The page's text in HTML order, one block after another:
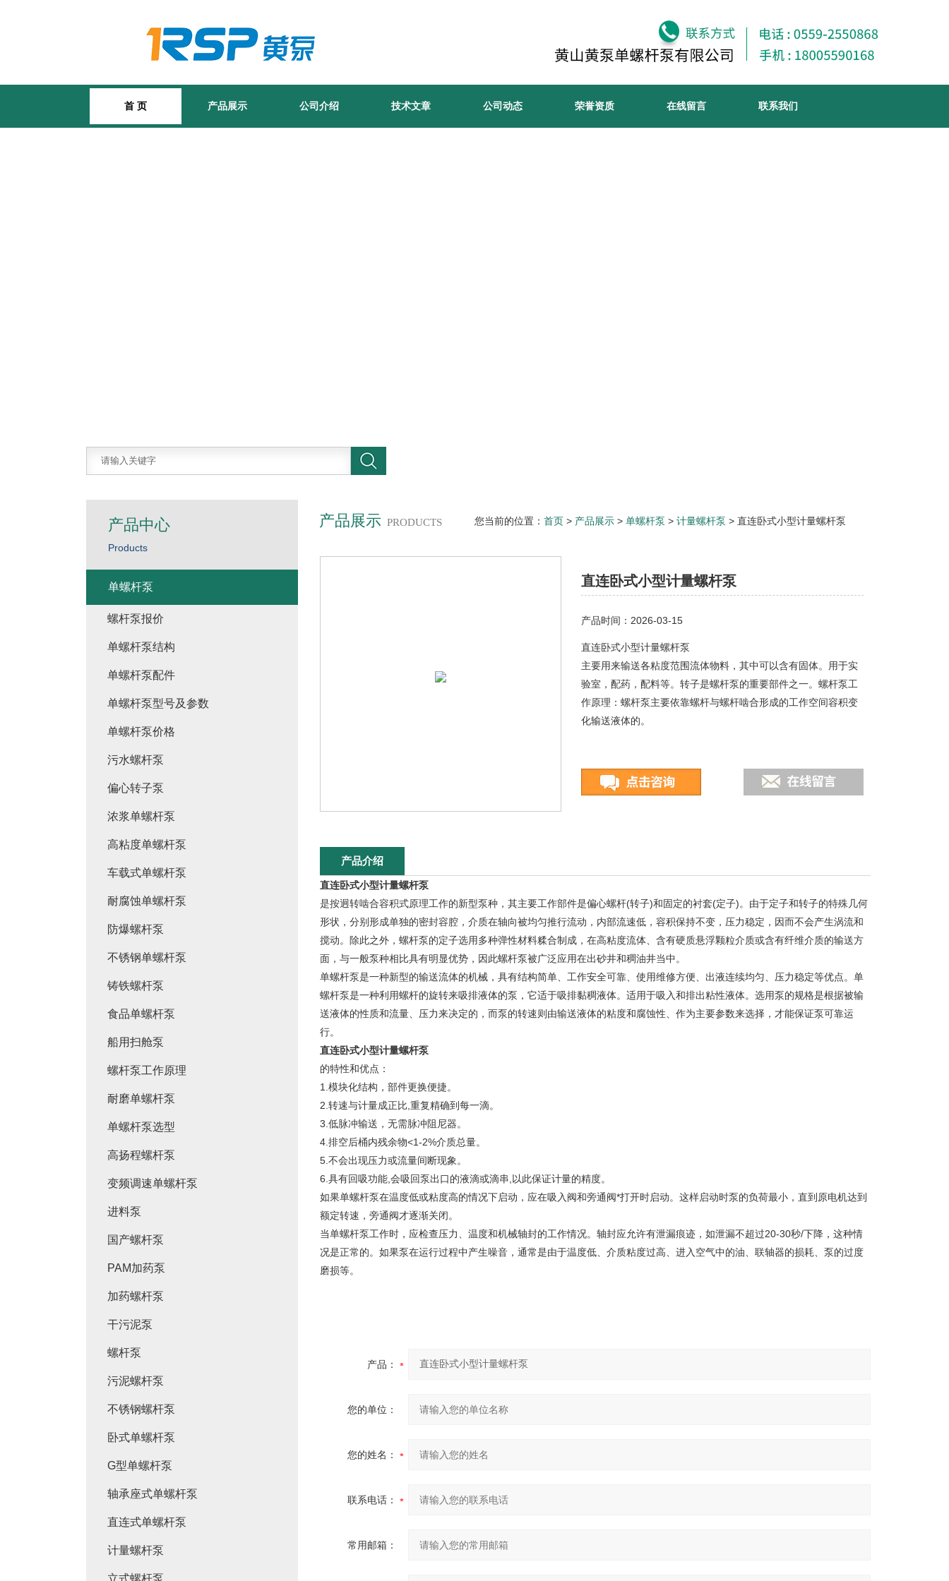
首 页 产品展示 公司介绍 技术文章 公司动态 荣誉资质 在线留言 联系我们
产品展示 PRODUCTS 您当前的位置： 首页 > 产品展示 > 单螺杆泵 > 计量螺杆泵 > 直连卧式小型计量螺杆泵
直连卧式小型计量螺杆泵
产品时间：2026-03-15
直连卧式小型计量螺杆泵
主要用来输送各粘度范围流体物料，其中可以含有固体。用于实
验室，配药，配料等。转子是螺杆泵的重要部件之一。螺杆泵工
作原理：螺杆泵主要依靠螺杆与螺杆啮合形成的工作空间容积变
化输送液体的。
产品介绍
直连卧式小型计量螺杆泵
是按迥转啮合容积式原理工作的新型泵种，其主要工作部件是偏心螺杆(转子)和固定的衬套(定子)。由于定子和转子的特殊几何
形状，分别形成单独的密封容腔，介质在轴向被均匀推行流动，内部流速低，容积保持不变，压力稳定，因而不会产生涡流和
搅动。除此之外，螺杆泵的定子选用多种弹性材料糅合制成，在高粘度流体、含有硬质悬浮颗粒介质或含有纤维介质的输送方
面，与一般泵种相比具有明显优势，因此螺杆泵被广泛应用在出砂井和稠油井当中。
单螺杆泵是一种新型的输送流体的机械，具有结构简单、工作安全可靠、使用维修方便、出液连续均匀、压力稳定等优点。单
螺杆泵是一种利用螺杆的旋转来吸排液体的泵，它适于吸排黏稠液体。适用于吸入和排出粘性液体。选用泵的规格是根据被输
送液体的性质和流量、压力来决定的，而泵的转速则由输送液体的粘度和腐蚀性、作为主要参数来选择，才能保证泵可靠运
行。
直连卧式小型计量螺杆泵
的特性和优点：
1.模块化结构，部件更换便捷。
2.转速与计量成正比,重复精确到每一滴。
3.低脉冲输送，无需脉冲阻尼器。
4.排空后桶内残余物<1-2%介质总量。
5.不会出现压力或流量间断现象。
6.具有回吸功能,会吸回泵出口的液滴或滴串,以此保证计量的精度。
如果单螺杆泵在温度低或粘度高的情况下启动，应在吸入阀和旁通阀*打开时启动。这样启动时泵的负荷最小，直到原电机达到
额定转速，旁通阀才逐渐关闭。
当单螺杆泵工作时，应检查压力、温度和机械轴封的工作情况。轴封应允许有泄漏痕迹，如泄漏不超过20-30秒/下降，这种情
况是正常的。如果泵在运行过程中产生噪音，通常是由于温度低、介质粘度过高、进入空气中的油、联轴器的损耗、泵的过度
磨损等。
产品：
您的单位：
您的姓名：
联系电话：
常用邮箱：
产品中心
Products
单螺杆泵
螺杆泵报价
单螺杆泵结构
单螺杆泵配件
单螺杆泵型号及参数
单螺杆泵价格
污水螺杆泵
偏心转子泵
浓浆单螺杆泵
高粘度单螺杆泵
车载式单螺杆泵
耐腐蚀单螺杆泵
防爆螺杆泵
不锈钢单螺杆泵
铸铁螺杆泵
食品单螺杆泵
船用扫舱泵
螺杆泵工作原理
耐磨单螺杆泵
单螺杆泵选型
高扬程螺杆泵
变频调速单螺杆泵
进料泵
国产螺杆泵
PAM加药泵
加药螺杆泵
干污泥泵
螺杆泵
污泥螺杆泵
不锈钢螺杆泵
卧式单螺杆泵
G型单螺杆泵
轴承座式单螺杆泵
直连式单螺杆泵
计量螺杆泵
立式螺杆泵